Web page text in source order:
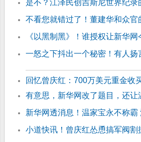
是不？江泽民创吉斯尼世界纪
不看您就错过了！董建华和众官
《以黑制黑》！谁授权让新华网
一怒之下抖出一个秘密！有人
回忆曾庆红：700万美元重金收
有意思，新华网改了题目，还让
新华网透消息！温家宝永不称霸
小道快讯！曾庆红怂恿搞军阀